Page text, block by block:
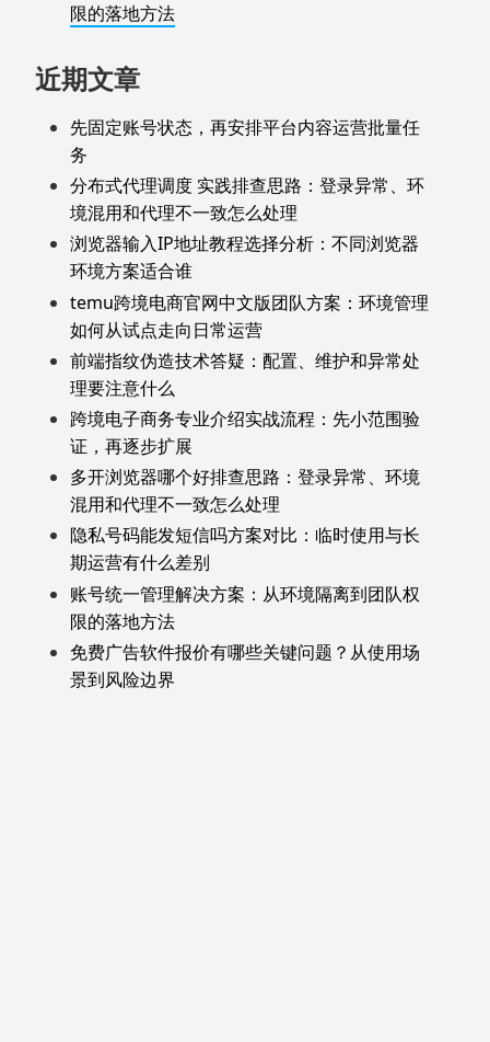
限的落地方法
近期文章
先固定账号状态，再安排平台内容运营批量任
务
分布式代理调度 实践排查思路：登录异常、环
境混用和代理不一致怎么处理
浏览器输入IP地址教程选择分析：不同浏览器
环境方案适合谁
temu跨境电商官网中文版团队方案：环境管理
如何从试点走向日常运营
前端指纹伪造技术答疑：配置、维护和异常处
理要注意什么
跨境电子商务专业介绍实战流程：先小范围验
证，再逐步扩展
多开浏览器哪个好排查思路：登录异常、环境
混用和代理不一致怎么处理
隐私号码能发短信吗方案对比：临时使用与长
期运营有什么差别
账号统一管理解决方案：从环境隔离到团队权
限的落地方法
免费广告软件报价有哪些关键问题？从使用场
景到风险边界